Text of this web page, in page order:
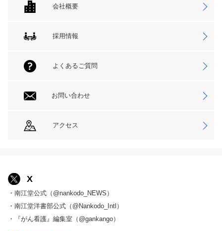
会社概要
採用情報
よくあるご質問
お問い合わせ
アクセス
X
・南江堂公式（@nankodo_NEWS）
・南江堂洋書部公式（@Nankodo_Intl）
・『がん看護』編集室（@gankango）